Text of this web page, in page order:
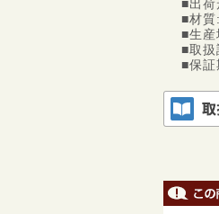
■出荷
■材質
■生産
■取扱
■保証